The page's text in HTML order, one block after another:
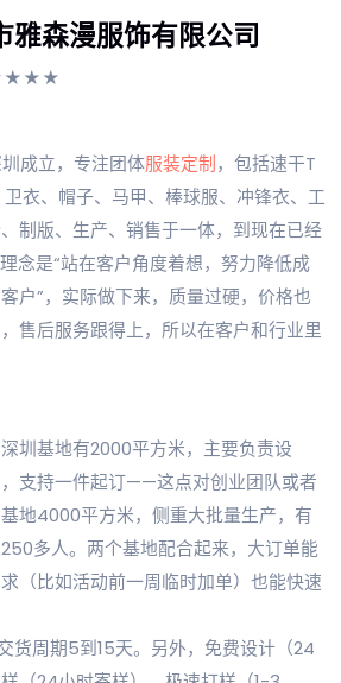
雅森漫服饰有限公司
成立，专注团体服装定制，包括速干T
衣、帽子、马甲、棒球服、冲锋衣、工
制版、生产、销售于一体，到现在已经
念是“站在客户角度着想，努力降低成
户”，实际做下来，质量过硬，价格也
售后服务跟得上，所以在客户和行业里
圳基地有2000平方米，主要负责设
支持一件起订——这点对创业团队或者
地4000平方米，侧重大批量生产，有
多人。两个基地配合起来，大订单能
（比如活动前一周临时加单）也能快速
货周期5到15天。另外，免费设计（24